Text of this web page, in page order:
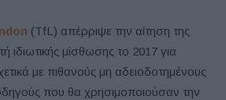
(TfL) απέρριψε την αίτηση της
ιδιωτικής μίσθωσης το 2017 για
με πιθανούς μη αδειοδοτημένους
που θα χρησιμοποιούσαν την